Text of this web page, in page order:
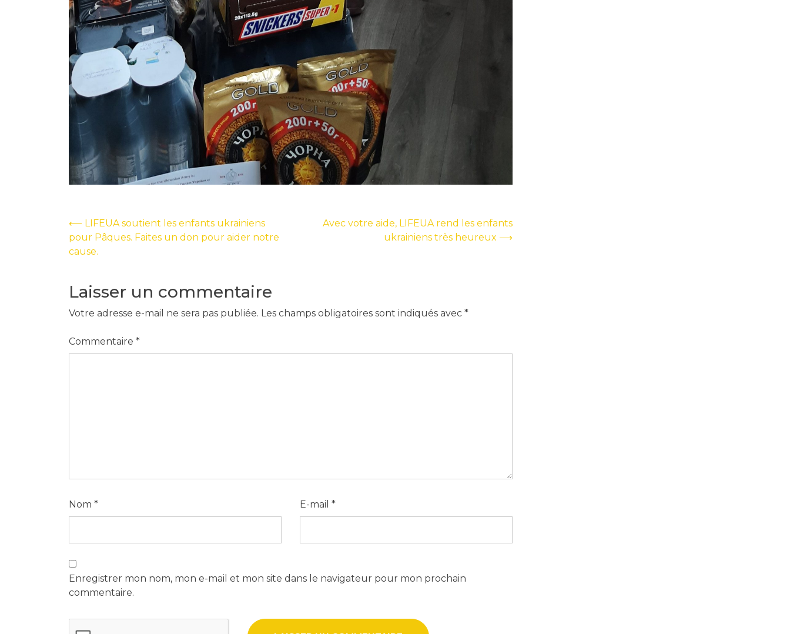
Navigation
de
⟵ LIFEUA soutient les enfants ukrainiens
pour Pâques. Faites un don pour aider notre
cause.
Avec votre aide, LIFEUA rend les enfants
ukrainiens très heureux ⟶
Laisser un commentaire
Votre adresse e-mail ne sera pas publiée. Les champs obligatoires sont indiqués avec *
Commentaire *
Nom * E-mail *
Enregistrer mon nom, mon e-mail et mon site dans le navigateur pour mon prochain
commentaire.